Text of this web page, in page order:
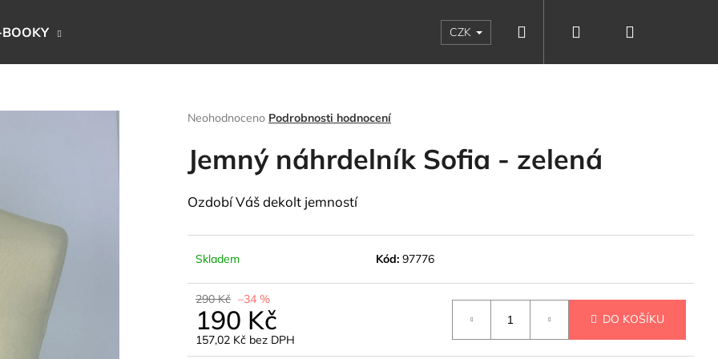
CZK Hledat Přihlášení
Průměrné
produktu
0,0
5
Neohodnoceno Podrobnosti hodnocení
Jemný náhrdelník Sofia - zelená
Ozdobí Váš dekolt jemností
Skladem Kód: 97776
290 Kč –34 %
190 Kč
157,02 Kč bez DPH
Měrná
DO KOŠÍKU
HLEDAT